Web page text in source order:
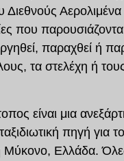
Διεθνούς
που
παραχθεί ή
τα στελέχη ή
είναι μια
πηγή για
Ελλάδα.